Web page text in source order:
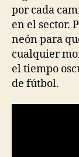
por cada
en el sector.
neón para
cualquier
el tiempo
de fútbol.